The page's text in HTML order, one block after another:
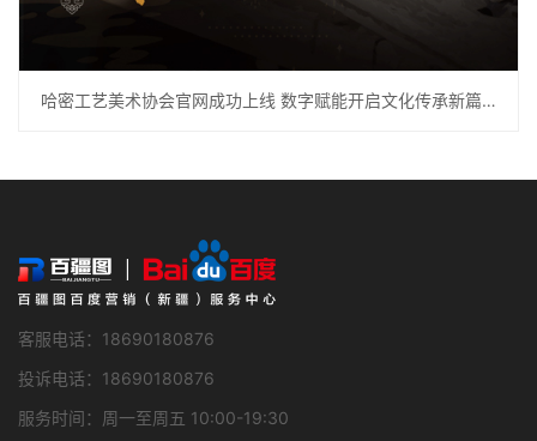
哈密工艺美术协会官网成功上线 数字赋能开启文化传承新篇章
客服电话：18690180876
投诉电话：18690180876
服务时间：周一至周五 10:00-19:30